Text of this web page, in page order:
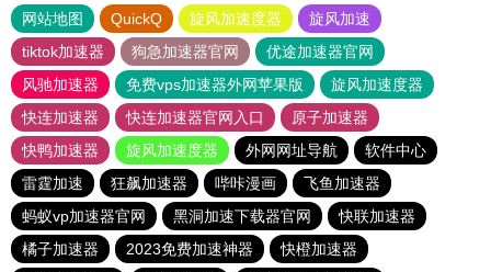
网站地图 QuickQ 旋风加速度器
旋风加速
tiktok加速器
狗急加速器官网
优途加速器官网
风驰加速器
免费vps加速器外网苹果版
旋风加速度器
快连加速器
快连加速器官网入口
原子加速器
快鸭加速器
旋风加速度器 外网网址导航
软件中心
雷霆加速
狂飙加速器 哔咔漫画
飞鱼加速器
蚂蚁vp加速器官网
黑洞加速下载器官网
快联加速器
橘子加速器
2023免费加速神器
快橙加速器